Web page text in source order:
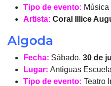
Tipo de evento: Música
Artista: Coral Illice
Algoda
Fecha: Sábado, 30 de
Lugar: Antiguas
Tipo de evento: Teatro